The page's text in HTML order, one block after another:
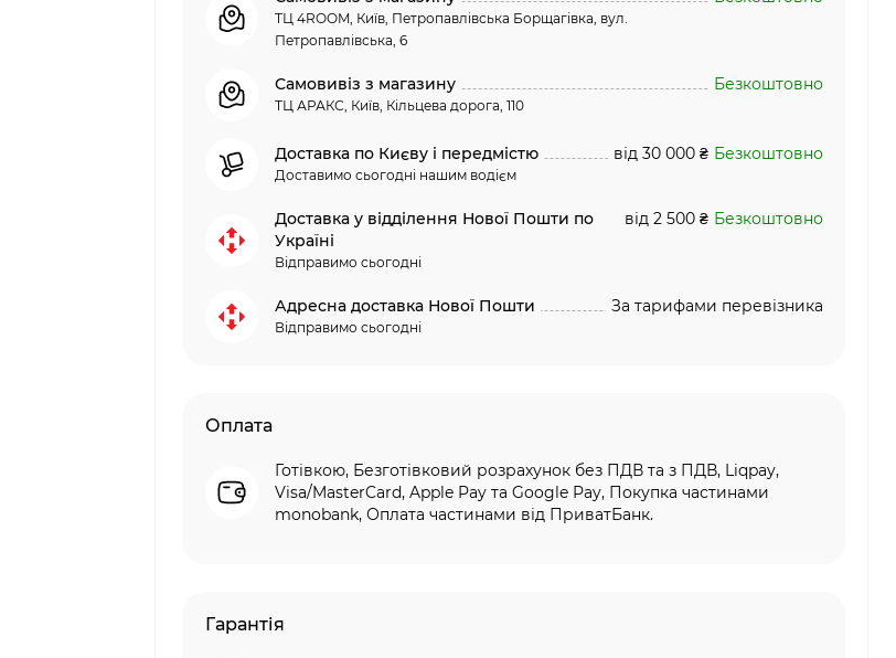
ТЦ 4ROOM, Київ, Петропавлівська Борщагівка, вул.
Петропавлівська, 6
Самовивіз з магазину
ТЦ АРАКС, Київ, Кільцева дорога, 110
Безкоштовно
Доставка по Києву і передмістю
Доставимо сьогодні нашим водієм
від 30 000 ₴ Безкоштовно
Доставка у відділення Нової Пошти по
Україні
Відправимо сьогодні
від 2 500 ₴ Безкоштовно
Адресна доставка Нової Пошти
Відправимо сьогодні
За тарифами перевізника
Оплата
Готівкою, Безготівковий розрахунок без ПДВ та з ПДВ, Liqpay,
Visa/MasterCard, Apple Pay та Google Pay, Покупка частинами
monobank, Оплата частинами від ПриватБанк.
Гарантія